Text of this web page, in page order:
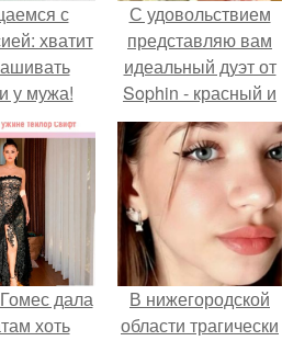
с
хватит
у мужа!
С удовольствием
представляю вам
идеальный дуэт от
Sophin - красный и
синий оттенки Sand
Effect номер 0299 и
номер 0262.
дала
хоть
В нижегородской
области трагически